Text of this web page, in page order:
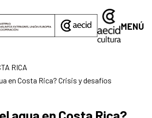
MENÚ
RICA
en Costa Rica? Crisis y desafíos